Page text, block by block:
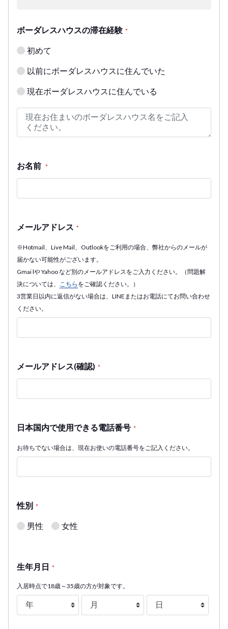
ボーダレスハウスの滞在経験 *
初めて
以前にボーダレスハウスに住んでいた
現在ボーダレスハウスに住んでいる
お名前 *
メールアドレス *
※Hotmail、Live Mail、Outlookをご利用の場合、弊社からのメールが
届かない可能性がございます。
Gmai lや Yahoo など別のメールアドレスをご入力ください。（問題解
決については、
こちら をご確認ください。）
3営業日以内に返信がない場合は、LINEまたはお電話にてお問い合わせ
ください。
メールアドレス(確認) *
日本国内で使用できる電話番号 *
お待ちでない場合は、現在お使いの電話番号をご記入ください。
性別 *
男性 女性
生年月日 *
入居時点で18歳～35歳の方が対象です。